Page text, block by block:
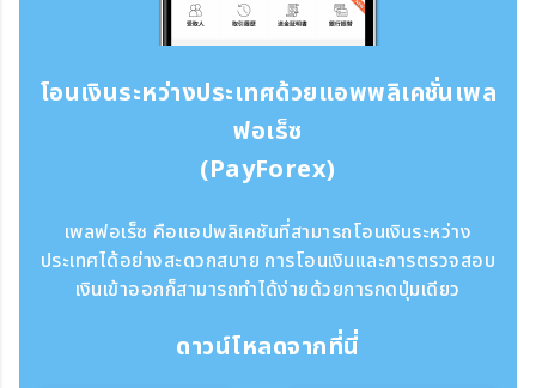
โอนเงินระหว่างประเทศด้วยแอพพลิเคชั่นเพล
ฟอเร็ซ
(PayForex)
เพลฟอเร็ซ คือแอปพลิเคชันที่สามารถโอนเงินระหว่าง
ประเทศได้อย่างสะดวกสบาย การโอนเงินและการตรวจสอบ
เงินเข้าออกก็สามารถทำได้ง่ายด้วยการกดปุ่มเดียว
ดาวน์โหลดจากที่นี่